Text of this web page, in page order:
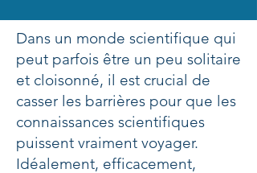
Dans un monde scientifique qui
peut parfois être un peu solitaire
et cloisonné, il est crucial de
casser les barrières pour que les
connaissances scientifiques
puissent vraiment voyager.
Idéalement, efficacement,